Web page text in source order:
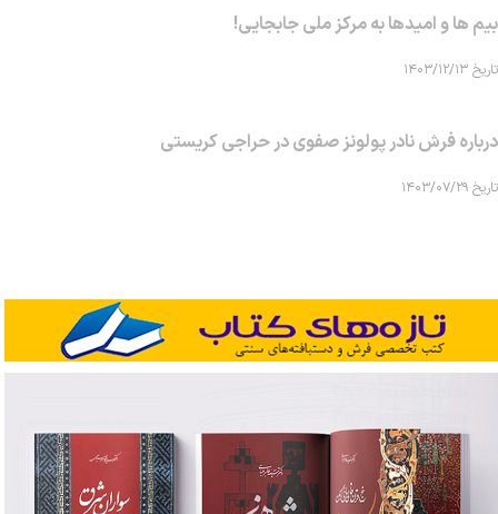
بیم ها و امیدها به مرکز ملی جابجایی!
تاریخ ۱۴۰۳/۱۲/۱۳
درباره فرش نادر پولونز صفوی در حراجی کریستی
تاریخ ۱۴۰۳/۰۷/۲۹